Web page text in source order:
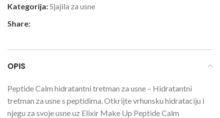
Kategorija:Sjajila za usne
Share:
OPIS
Peptide Calm hidratantni tretman za usne – Hidratantni
tretman za usne s peptidima. Otkrijte vrhunsku hidrataciju i
njegu za svoje usne uz Elixir Make Up Peptide Calm